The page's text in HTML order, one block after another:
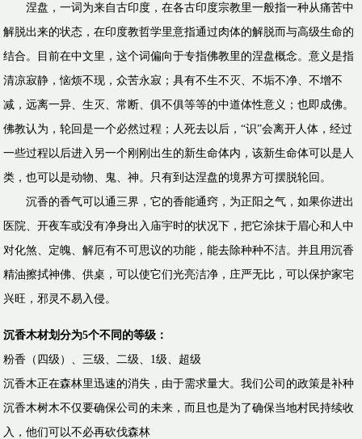
涅盘，一词为来自古印度，在各古印度宗教里一般指一种从痛苦中
解脱出来的状态，在印度教哲学里意指通过肉体的解脱而与高级生命的
结合。目前在中文里，这个词偏向于专指佛教里的涅盘概念。意义是指
清凉寂静，恼烦不现，众苦永寂；具有不生不灭、不垢不净、不增不
减，远离一异、生灭、常断、俱不俱等等的中道体性意义；也即成佛。
佛教认为，轮回是一个必然过程；人死去以后，“识”会离开人体，经过
一些过程以后进入另一个刚刚出生的新生命体内，该新生命体可以是人
类，也可以是动物、鬼、神。只有到达涅盘的境界方可摆脱轮回。
沉香的香气可以通三界，它的香能通窍，为正阳之气，如果你进出
医院、开夜车或没有净身出入庙宇时的状况下，把它涂抹于眉心和人中
对化煞、定魄、解厄有不可思议的功能，能去除种种不洁。并且用沉香
精油擦拭神佛、供桌，可以使它们光亮洁净，庄严无比，可以保护家宅
兴旺，邪灵不易入侵。
沉香木材划分为5个不同的等级：
粉香（四级）、三级、二级、1级、超级
沉香木正在森林里迅速的消失，由于需求量大。我们公司的政策是补种
沉香木树木不仅要确保公司的未来，而且也是为了确保当地村民持续收
入，他们可以不必再砍伐森林